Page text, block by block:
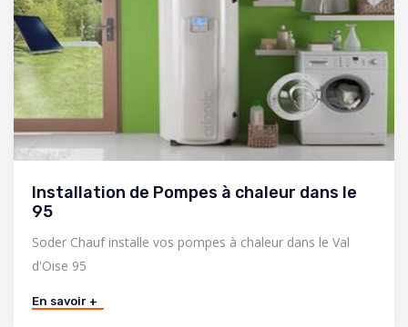
Installation de Pompes à chaleur dans le
95
Soder Chauf installe vos pompes à chaleur dans le Val
d'Oise 95
En savoir +